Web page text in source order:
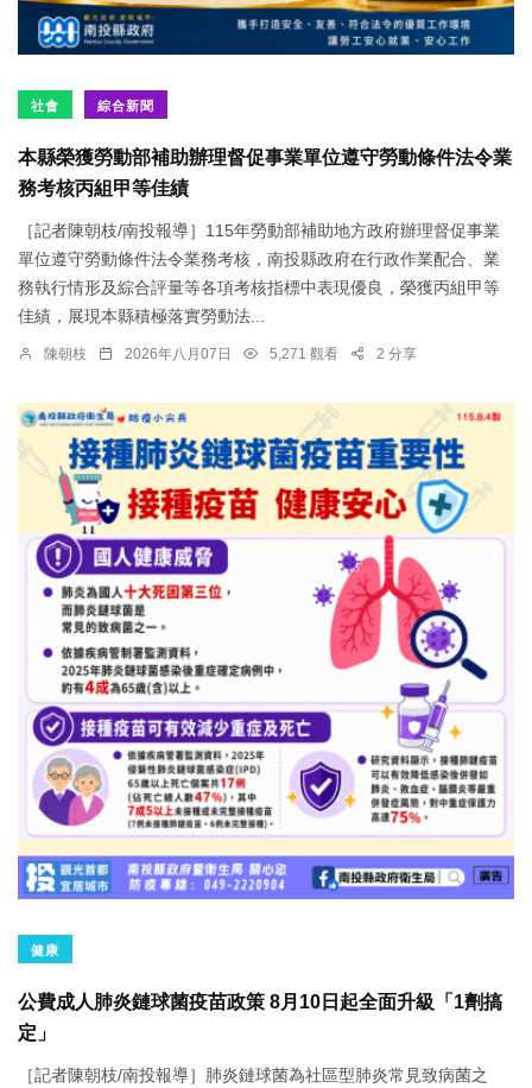
社會 綜合新聞
本縣榮獲勞動部補助辦理督促事業單位遵守勞動條件法令業
務考核丙組甲等佳績
［記者陳朝枝/南投報導］115年勞動部補助地方政府辦理督促事業
單位遵守勞動條件法令業務考核，南投縣政府在行政作業配合、業
務執行情形及綜合評量等各項考核指標中表現優良，榮獲丙組甲等
佳績，展現本縣積極落實勞動法...
陳朝枝 2026年八月07日 5,271 觀看 2 分享
健康
公費成人肺炎鏈球菌疫苗政策 8月10日起全面升級「1劑搞
定」
［記者陳朝枝/南投報導］肺炎鏈球菌為社區型肺炎常見致病菌之